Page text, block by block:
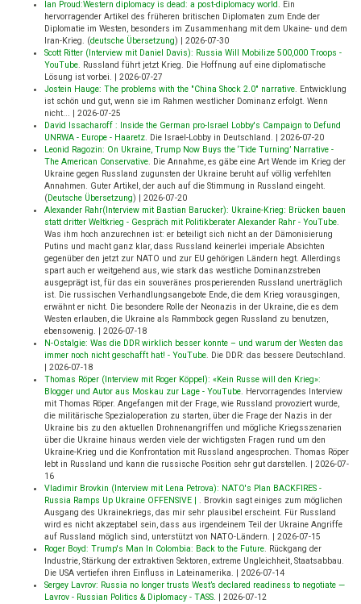
Ian Proud:Western diplomacy is dead: a post-diplomacy world . Ein
hervorragender Artikel des früheren britischen Diplomaten zum Ende der
Diplomatie im Westen, besonders im Zusammenhang mit dem Ukaine- und dem
Iran-Krieg. (deutsche Übersetzung)
2026-07-30
Scott Ritter (Interview mit Daniel Davis): Russia Will Mobilize 500,000 Troops -
YouTube. Russland führt jetzt Krieg. Die Hoffnung auf eine diplomatische
Lösung ist vorbei.
2026-07-27
Jostein Hauge: The problems with the "China Shock 2.0" narrative. Entwicklung
ist schön und gut, wenn sie im Rahmen westlicher Dominanz erfolgt. Wenn
nicht...
2026-07-25
David Issacharoff : Inside the German pro-Israel Lobby's Campaign to Defund
UNRWA - Europe - Haaretz. Die Israel-Lobby in Deutschland.
2026-07-20
Leonid Ragozin: On Ukraine, Trump Now Buys the ‘Tide Turning’ Narrative -
The American Conservative. Die Annahme, es gäbe eine Art Wende im Krieg der
Ukraine gegen Russland zugunsten der Ukraine beruht auf völlig verfehlten
Annahmen. Guter Artikel, der auch auf die Stimmung in Russland eingeht.
(Deutsche Übersetzung)
2026-07-20
Alexander Rahr(Interview mit Bastian Barucker): Ukraine-Krieg: Brücken bauen
statt dritter Weltkrieg - Gespräch mit Politikberater Alexander Rahr - YouTube.
Was ihm hoch anzurechnen ist: er beteiligt sich nicht an der Dämonisierung
Putins und macht ganz klar, dass Russland keinerlei imperiale Absichten
gegenüber den jetzt zur NATO und zur EU gehörigen Ländern hegt. Allerdings
spart auch er weitgehend aus, wie stark das westliche Dominanzstreben
ausgeprägt ist, für das ein souveränes prosperierenden Russland unerträglich
ist. Die russischen Verhandlungsangebote Ende, die dem Krieg vorausgingen,
erwähnt er nicht. Die besondere Rolle der Neonazis in der Ukraine, die es dem
Westen erlauben, die Ukraine als Rammbock gegen Russland zu benutzen,
ebensowenig.
2026-07-18
N-Ostalgie: Was die DDR wirklich besser konnte – und warum der Westen das
immer noch nicht geschafft hat! - YouTube. Die DDR: das bessere Deutschland.
2026-07-18
Thomas Röper (Interview mit Roger Köppel): «Kein Russe will den Krieg»:
Blogger und Autor aus Moskau zur Lage - YouTube. Hervorragendes Interview
mit Thomas Röper. Angefangen mit der Frage, wie Russland provoziert wurde,
die militärische Spezialoperation zu starten, über die Frage der Nazis in der
Ukraine bis zu den aktuellen Drohnenangriffen und mögliche Kriegsszenarien
über die Ukraine hinaus werden viele der wichtigsten Fragen rund um den
Ukraine-Krieg und die Konfrontation mit Russland angesprochen. Thomas Röper
lebt in Russland und kann die russische Position sehr gut darstellen.
2026-07-
16
Vladimir Brovkin (Interview mit Lena Petrova): NATO's Plan BACKFIRES -
Russia Ramps Up Ukraine OFFENSIVE | . Brovkin sagt einiges zum möglichen
Ausgang des Ukrainekriegs, das mir sehr plausibel erscheint. Für Russland
wird es nicht akzeptabel sein, dass aus irgendeinem Teil der Ukraine Angriffe
auf Russland möglich sind, unterstützt von NATO-Ländern.
2026-07-15
Roger Boyd: Trump's Man In Colombia: Back to the Future. Rückgang der
Industrie, Stärkung der extraktiven Sektoren, extreme Ungleichheit, Staatsabbau.
Die USA vertiefen ihren Einfluss in Lateinamerika.
2026-07-14
Sergey Lavrov: Russia no longer trusts West’s declared readiness to negotiate —
Lavrov - Russian Politics & Diplomacy - TASS. 2026-07-12